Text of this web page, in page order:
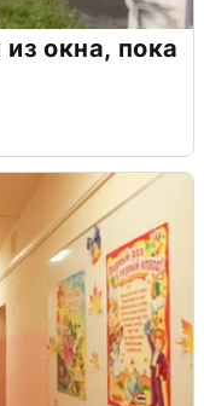
окна, пока